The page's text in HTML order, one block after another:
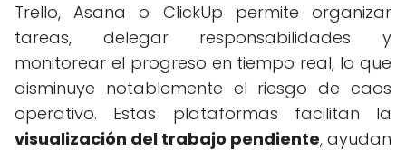
Trello, Asana o ClickUp permite organizar
tareas, delegar responsabilidades y
monitorear el progreso en tiempo real, lo que
disminuye notablemente el riesgo de caos
operativo. Estas plataformas facilitan la
visualización del trabajo pendiente, ayudan